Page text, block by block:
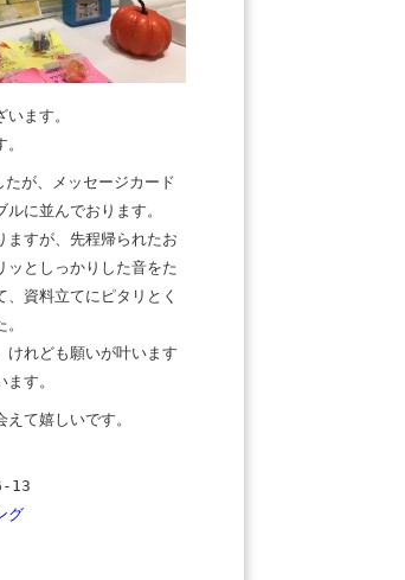
ます。
が、メッセージカード
に並んでおります。
ますが、先程帰られたお
ッとしっかりした音をた
資料立てにピタリとく
けれども願いが叶います
す。
て嬉しいです。
13
グ